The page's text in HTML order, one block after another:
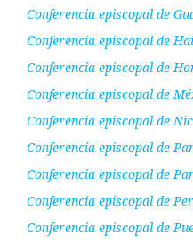
Conferencia episcopal de
Conferencia episcopal de
Conferencia episcopal de
Conferencia episcopal de
Conferencia episcopal de
Conferencia episcopal de
Conferencia episcopal de
Conferencia episcopal de
Conferencia episcopal de